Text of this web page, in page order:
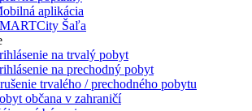
aplikácia
Šaľa
na trvalý pobyt
na prechodný pobyt
trvalého / prechodného pobytu
občana v zahraničí